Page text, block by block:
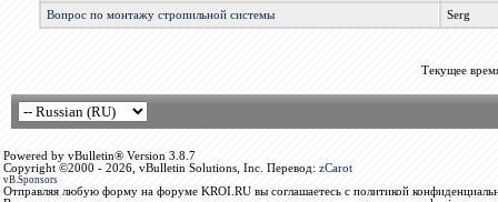
Вопрос по монтажу стропильной системы Serg
Текущее
Powered by vBulletin® Version 3.8.7
Copyright ©2000 - 2026, vBulletin Solutions, Inc. Перевод: zCarot
vB.Sponsors
Отправляя любую форму на форуме KROI.RU вы соглашаетесь с политикой